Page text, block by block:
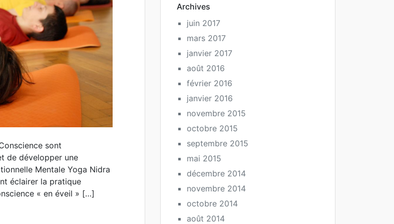
sont
de développer une
Mentale Yoga Nidra
éclairer la pratique
« en éveil » […]
Archives
juin 2017
mars 2017
janvier 2017
août 2016
février 2016
janvier 2016
novembre 2015
octobre 2015
septembre 2015
mai 2015
décembre 2014
novembre 2014
octobre 2014
août 2014